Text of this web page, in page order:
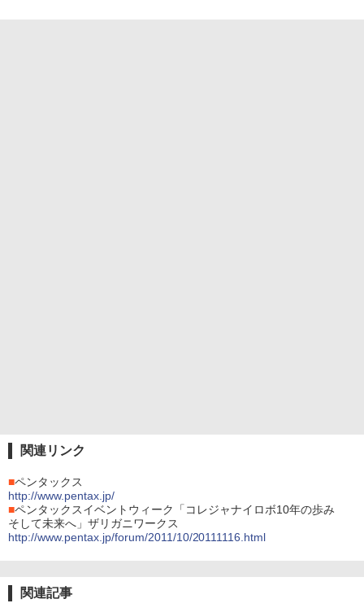
関連リンク
■ペンタックス
http://www.pentax.jp/
■ペンタックスイベントウィーク「コレジャナイロボ10年の歩み
そして未来へ」ザリガニワークス
http://www.pentax.jp/forum/2011/10/20111116.html
関連記事